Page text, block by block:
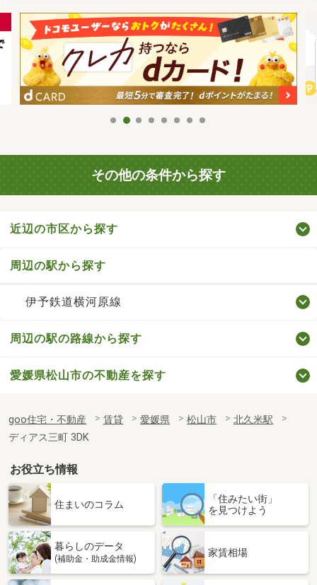
その他の条件から探す
近辺の市区から探す
周辺の駅から探す
伊予鉄道横河原線
周辺の駅の路線から探す
愛媛県松山市の不動産を探す
goo住宅・不動産 賃貸 愛媛県 松山市
北久米駅
ディアス三町 3DK
お役立ち情報
住まいのコラム
「住みたい街」
を見つけよう
暮らしのデータ
(補助金・助成金情報)
家賃相場